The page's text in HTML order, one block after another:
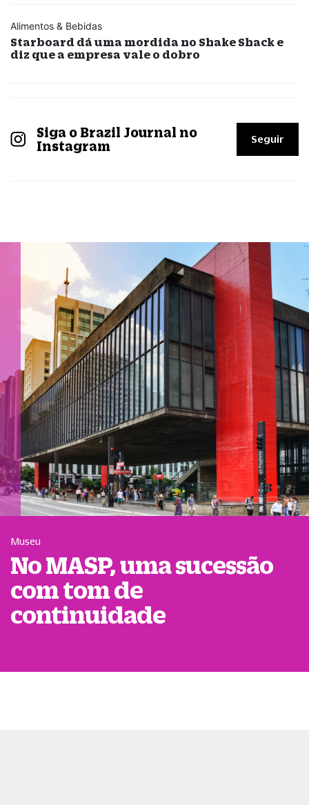
Alimentos & Bebidas
Starboard dá uma mordida no Shake Shack e
diz que a empresa vale o dobro
Siga o Brazil Journal no
Instagram
Seguir
Museu
No MASP, uma sucessão
com tom de
continuidade